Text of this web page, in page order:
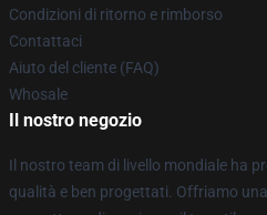
Condizioni di ritorno e rimborso
Contattaci
Aiuto del cliente (FAQ)
Whosale
Il nostro negozio
Il nostro team di livello mondiale ha
qualità e ben progettati. Offriamo